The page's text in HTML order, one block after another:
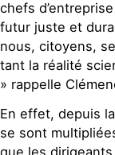
chefs
futur juste et
nous, citoyens,
tant la réalité
» rappelle
En effet, depuis
se sont
que les